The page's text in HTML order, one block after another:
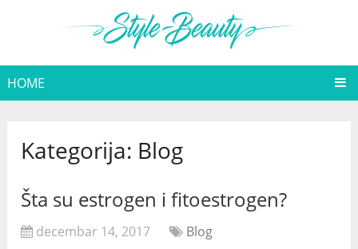
HOME
Kategorija: Blog
Šta su estrogen i fitoestrogen?
decembar 14, 2017 Blog